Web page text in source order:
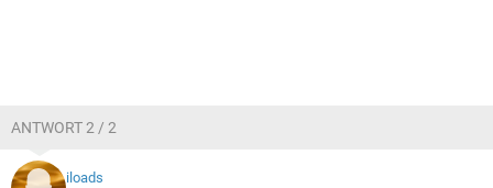
ANTWORT 2 / 2
iloads